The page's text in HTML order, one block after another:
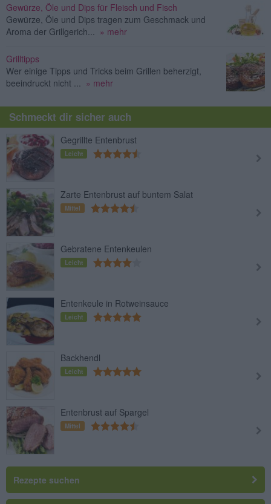
Gewürze, Öle und Dips für Fleisch und Fisch
Gewürze, Öle und Dips tragen zum Geschmack und
Aroma der Grillgerich...
» mehr
Grilltipps
Wer einige Tipps und Tricks beim Grillen beherzigt,
beeindruckt nicht ...
» mehr
Schmeckt dir sicher auch
Gegrillte Entenbrust
Leicht
Zarte Entenbrust auf buntem Salat
Mittel
Gebratene Entenkeulen
Leicht
Entenkeule in Rotweinsauce
Leicht
Backhendl
Leicht
Entenbrust auf Spargel
Mittel
Rezepte suchen